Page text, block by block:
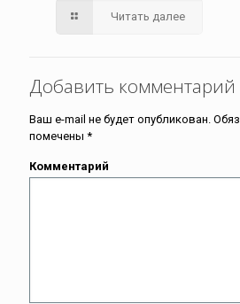
Читать далее
Добавить комментарий
Ваш e-mail не будет опубликован.
помечены *
Комментарий